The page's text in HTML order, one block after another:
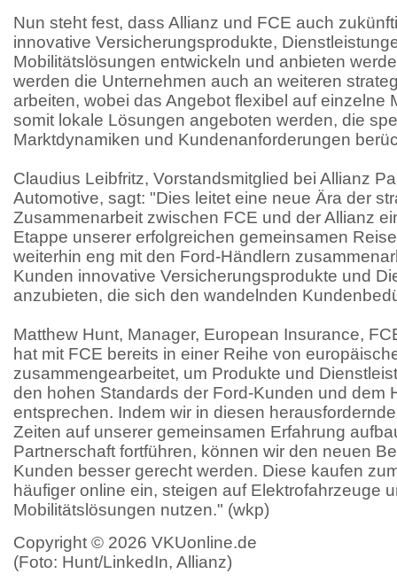
Nun steht fest, dass Allianz und FCE auch
innovative Versicherungsprodukte,
Mobilitätslösungen entwickeln und anbieten
werden die Unternehmen auch an weiteren
arbeiten, wobei das Angebot flexibel auf einzelne
somit lokale Lösungen angeboten werden, die
Marktdynamiken und Kundenanforderungen
Claudius Leibfritz, Vorstandsmitglied bei Allianz
Automotive, sagt: "Dies leitet eine neue Ära der
Zusammenarbeit zwischen FCE und der Allianz
Etappe unserer erfolgreichen gemeinsamen
weiterhin eng mit den Ford-Händlern
Kunden innovative Versicherungsprodukte und
anzubieten, die sich den wandelnden
Matthew Hunt, Manager, European Insurance,
hat mit FCE bereits in einer Reihe von
zusammengearbeitet, um Produkte und
den hohen Standards der Ford-Kunden und dem
entsprechen. Indem wir in diesen
Zeiten auf unserer gemeinsamen Erfahrung
Partnerschaft fortführen, können wir den neuen
Kunden besser gerecht werden. Diese kaufen
häufiger online ein, steigen auf Elektrofahrzeuge
Mobilitätslösungen nutzen." (wkp)
Copyright © 2026 VKUonline.de
(Foto: Hunt/LinkedIn, Allianz)